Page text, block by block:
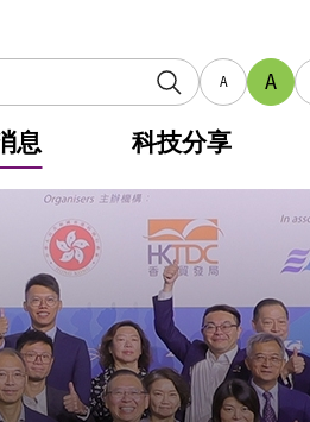
A A
息 科技分享